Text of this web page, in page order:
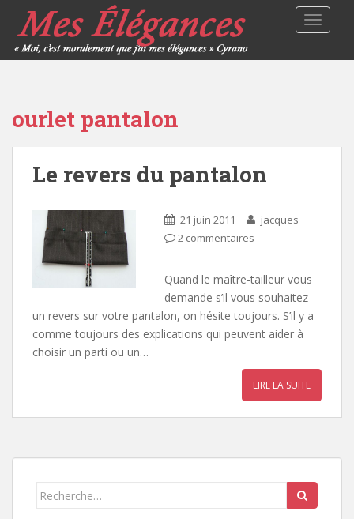
ourlet pantalon
Le revers du pantalon
21 juin 2011
jacques
2 commentaires
Quand le maître-tailleur vous
demande s’il vous souhaitez
un revers sur votre pantalon, on hésite toujours. S’il y a
comme toujours des explications qui peuvent aider à
choisir un parti ou un…
LIRE LA SUITE
Search